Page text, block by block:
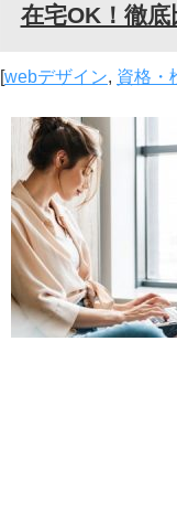
在宅OK！徹底
[webデザイン, 資格・